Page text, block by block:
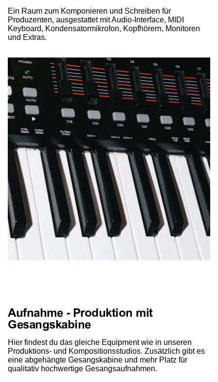
Ein Raum zum Komponieren und Schreiben für
Produzenten, ausgestattet mit Audio-Interface, MIDI
Keyboard, Kondensatormikrofon, Kopfhörern, Monitoren
und Extras.
Aufnahme - Produktion mit
Gesangskabine
Hier findest du das gleiche Equipment wie in unseren
Produktions- und Kompositionsstudios. Zusätzlich gibt es
eine abgehängte Gesangskabine und mehr Platz für
qualitativ hochwertige Gesangsaufnahmen.